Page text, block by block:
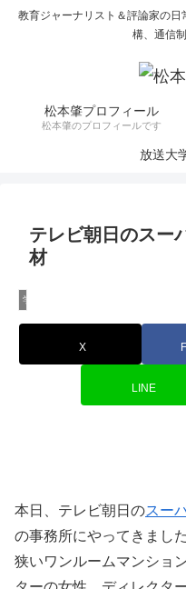
教育ジャーナリスト＆評論家の
構、通信
松本肇プロフィール
松本肇のプロフィールです
放送大
テレビ朝日のスー
材
学校統廃合問題
X
LINE
本日、テレビ朝日のスー
の事務所にやってきました
狭いワンルームマンショ